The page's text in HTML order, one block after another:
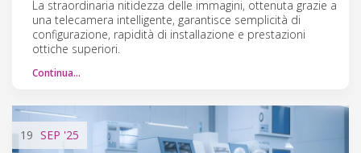
La straordinaria nitidezza delle immagini, ottenuta grazie a
una telecamera intelligente, garantisce semplicità di
configurazione, rapidità di installazione e prestazioni
ottiche superiori.
Continua…
19 SEP '25